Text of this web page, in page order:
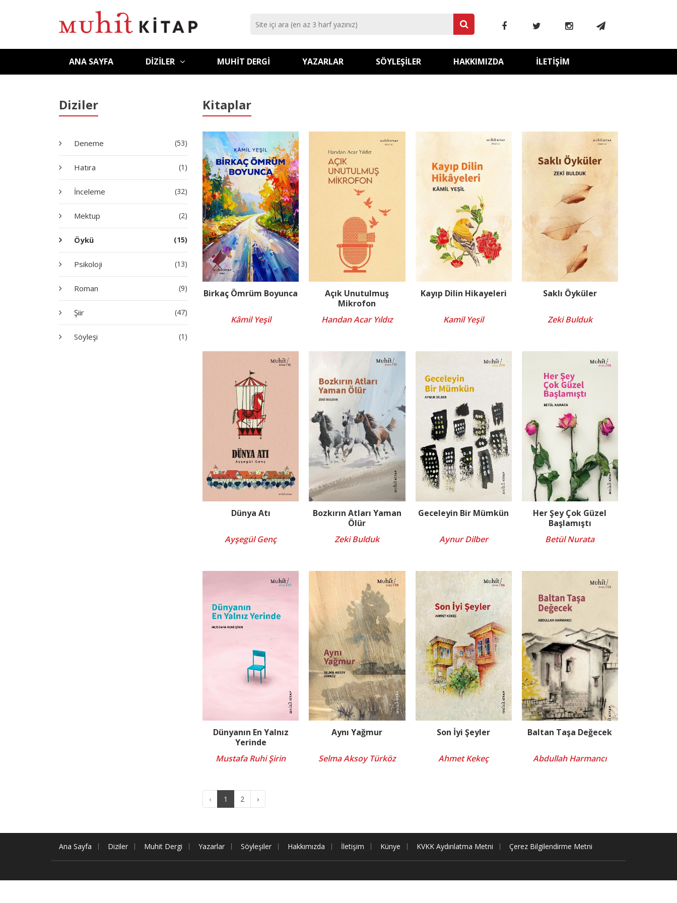
ANA SAYFA DIZILER MUHIT DERGI YAZARLAR SÖYLEŞILER HAKKIMIZDA İLETIŞIM
Diziler
Deneme (53)
Hatıra (1)
İnceleme (32)
Mektup (2)
Öykü (15)
Psikoloji (13)
Roman (9)
Şiir (47)
Söyleşi (1)
Kitaplar
Birkaç Ömrüm Boyunca
Kâmil Yeşil
Açık Unutulmuş
Mikrofon
Handan Acar Yıldız
Kayıp Dilin Hikayeleri
Kamil Yeşil
Saklı Öyküler
Zeki Bulduk
Dünya Atı
Ayşegül Genç
Bozkırın Atları Yaman
Ölür
Zeki Bulduk
Geceleyin Bir Mümkün
Aynur Dilber
Her Şey Çok Güzel
Başlamıştı
Betül Nurata
Dünyanın En Yalnız
Yerinde
Mustafa Ruhi Şirin
Aynı Yağmur
Selma Aksoy Türköz
Son İyi Şeyler
Ahmet Kekeç
Baltan Taşa Değecek
Abdullah Harmancı
‹ 1 2 ›
Ana Sayfa Diziler Muhit Dergi Yazarlar Söyleşiler Hakkımızda İletişim Künye KVKK Aydınlatma Metni Çerez Bilgilendirme Metni